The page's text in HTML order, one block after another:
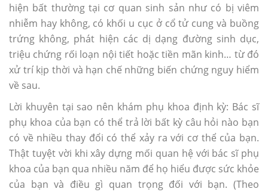
hiện bất thường tại cơ quan sinh sản như có bị viêm
nhiễm hay không, có khối u cục ở cổ tử cung và buồng
trứng không, phát hiện các dị dạng đường sinh dục,
triệu chứng rối loạn nội tiết hoặc tiền mãn kinh… từ đó
xử trí kịp thời và hạn chế những biến chứng nguy hiểm
về sau.
Lời khuyên tại sao nên khám phụ khoa định kỳ: Bác sĩ
phụ khoa của bạn có thể trả lời bất kỳ câu hỏi nào bạn
có về nhiều thay đổi có thể xảy ra với cơ thể của bạn.
Thật tuyệt vời khi xây dựng mối quan hệ với bác sĩ phụ
khoa của bạn qua nhiều năm để họ hiểu được sức khỏe
của bạn và điều gì quan trọng đối với bạn. (Theo